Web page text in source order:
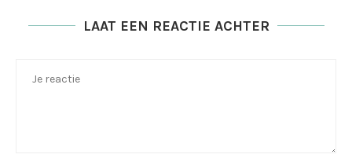
LAAT EEN REACTIE ACHTER